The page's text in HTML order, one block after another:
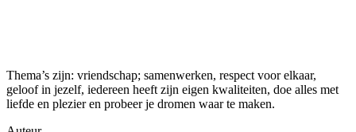
Thema’s zijn: vriendschap; samenwerken, respect voor elkaar,
geloof in jezelf, iedereen heeft zijn eigen kwaliteiten, doe alles met
liefde en plezier en probeer je dromen waar te maken.